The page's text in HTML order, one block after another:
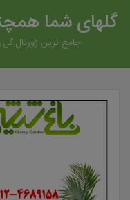
گلهای شما
جامع ترین ژورنال گل